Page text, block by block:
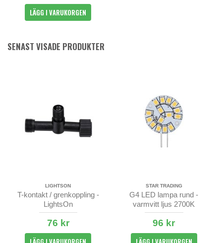
LÄGG I VARUKORGEN
SENAST VISADE PRODUKTER
LIGHTSON
T-kontakt / grenkoppling -
LightsOn
76 kr
STAR TRADING
G4 LED lampa rund -
varmvitt ljus 2700K
96 kr